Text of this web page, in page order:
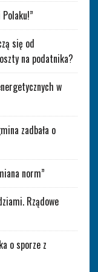
się od
na podatnika?
w
zadbała o
norm”
Rządowe
o sporze z